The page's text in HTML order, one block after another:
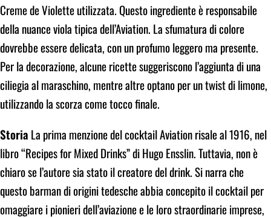
Creme de Violette utilizzata. Questo ingrediente è responsabile
della nuance viola tipica dell’Aviation. La sfumatura di colore
dovrebbe essere delicata, con un profumo leggero ma presente.
Per la decorazione, alcune ricette suggeriscono l’aggiunta di una
ciliegia al maraschino, mentre altre optano per un twist di limone,
utilizzando la scorza come tocco finale.
Storia La prima menzione del cocktail Aviation risale al 1916, nel
libro “Recipes for Mixed Drinks” di Hugo Ensslin. Tuttavia, non è
chiaro se l’autore sia stato il creatore del drink. Si narra che
questo barman di origini tedesche abbia concepito il cocktail per
omaggiare i pionieri dell’aviazione e le loro straordinarie imprese,